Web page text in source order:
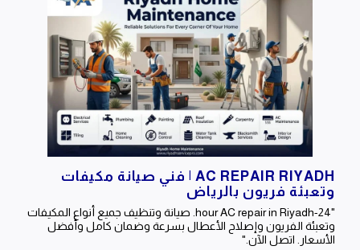
AC REPAIR RIYADH | فني صيانة مكيفات
وتعبئة فريون بالرياض
"24-hour AC repair in Riyadh. صيانة وتنظيف جميع أنواع المكيفات
وتعبئة الفريون وإصلاح الأعطال بسرعة وضمان كامل وأفضل
الأسعار. اتصل الآن."